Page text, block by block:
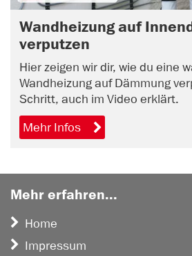
Wandheizung auf
verputzen
Hier zeigen wir dir, wie du eine
Wandheizung auf Dämmung
Schritt, auch im Video erklärt.
Mehr Infos
Mehr erfahren...
Home
Impressum